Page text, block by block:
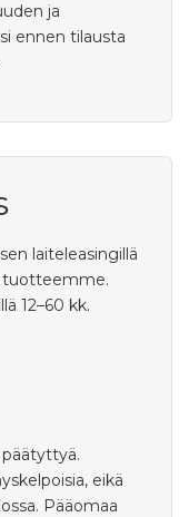
ja
ennen tilausta
laiteleasingillä
tuotteemme.
12–60 kk.
päätyttyä.
eikä
Pääomaa